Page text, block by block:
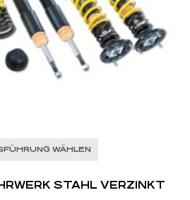
WÄHLEN
STAHL VERZINKT